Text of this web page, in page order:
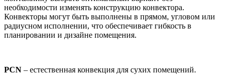
необходимости изменять конструкцию конвектора.
Конвекторы могут быть выполнены в прямом, угловом или
радиусном исполнении, что обеспечивает гибкость в
планировании и дизайне помещения.
PCN – естественная конвекция для сухих помещений.